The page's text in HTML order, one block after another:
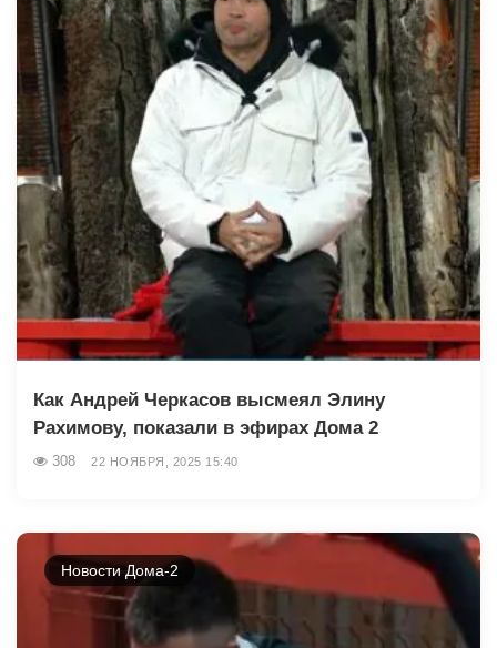
Как Андрей Черкасов высмеял Элину
Рахимову, показали в эфирах Дома 2
308 22 НОЯБРЯ, 2025 15:40
Новости Дома-2